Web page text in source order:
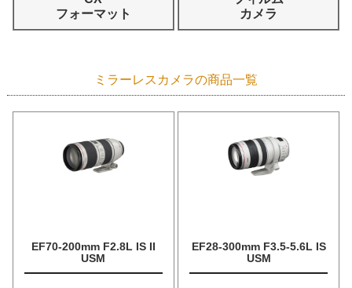
フォーマット
カメラ
ミラーレスカメラの商品一覧
EF70-200mm F2.8L IS II
USM
EF28-300mm F3.5-5.6L IS
USM